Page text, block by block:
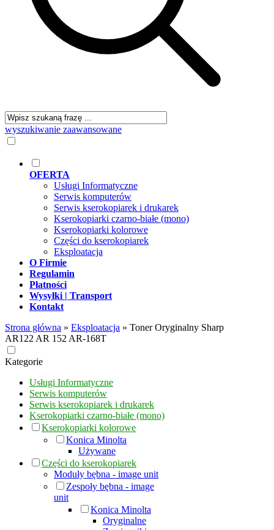
wyszukiwanie zaawansowane
OFERTA
Usługi Informatyczne
Serwis komputerów
Serwis kserokopiarek i drukarek
Kserokopiarki czarno-białe (mono)
Kserokopiarki kolorowe
Części do kserokopiarek
Eksploatacja
O Firmie
Regulamin
Płatności
Wysyłki | Transport
Kontakt
Strona główna » Eksploatacja » Toner Oryginalny Sharp
AR122 AR 152 AR-168T
Kategorie
Usługi Informatyczne
Serwis komputerów
Serwis kserokopiarek i drukarek
Kserokopiarki czarno-białe (mono)
Kserokopiarki kolorowe
Konica Minolta
Używane
Części do kserokopiarek
Moduły bębna - image unit
Zespoły bębna - image
unit
Konica Minolta
Oryginalne